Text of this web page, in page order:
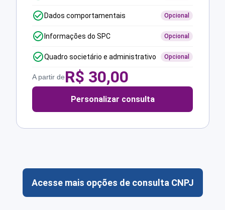
Dados comportamentais Opcional
Informações do SPC Opcional
Quadro societário e administrativo Opcional
A partir deR$ 30,00
Personalizar consulta
Acesse mais opções de consulta CNPJ